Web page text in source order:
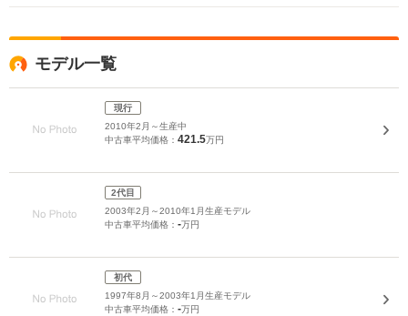
モデル一覧
現行
2010年2月～生産中
中古車平均価格： 421.5万円
2代目
2003年2月～2010年1月生産モデル
中古車平均価格： -万円
初代
1997年8月～2003年1月生産モデル
中古車平均価格： -万円